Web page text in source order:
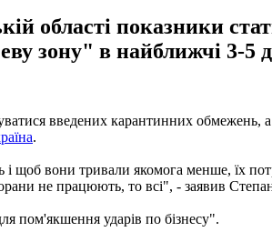
області показники
зону" в найближчі 3-5
введених карантинних обмежень,
.
вони тривали якомога менше, їх
не працюють, то всі", - заявив
пом'якшення ударів по бізнесу".